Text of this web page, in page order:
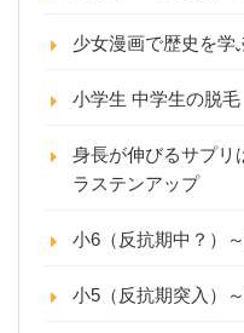
少女漫画で歴史を学
小学生 中学生の脱毛
身長が伸びるサプリ
ラステンアップ
小6（反抗期中？）
小5（反抗期突入）